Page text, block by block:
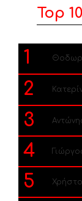
Top 10
1
2
3
4
5